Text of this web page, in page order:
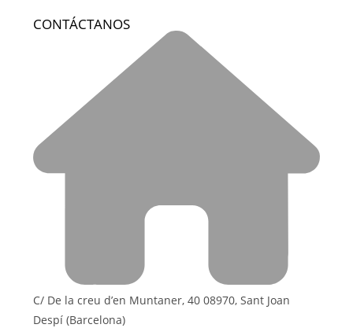
CONTÁCTANOS
C/ De la creu d’en Muntaner, 40 08970, Sant Joan
Despí (Barcelona)